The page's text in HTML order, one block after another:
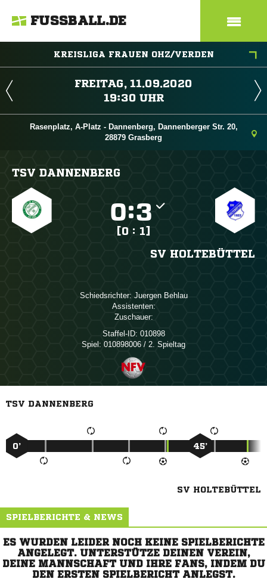
FUSSBALL.DE
KREISLIGA FRAUEN OHZ/VERDEN
 
 
Rasenplatz, A-Platz - Dannenberg, Dannenberger Str. 20,
28879 Grasberg
TSV DANNENBERG
:
[0 : 1]
SV HOLTEBÜTTEL
Schiedsrichter:  
Assistenten:
Zuschauer:
Staffel-ID: 010898
Spiel: 010898006 / 2. Spieltag
TSV DANNENBERG
0’ 45’
SV HOLTEBÜTTEL
SPIELBERICHTE & NEWS
ES WURDEN LEIDER NOCH KEINE SPIELBERICHTE
ANGELEGT. UNTERSTÜTZE DEINEN VEREIN,
DEINE MANNSCHAFT UND IHRE FANS, INDEM DU
DEN ERSTEN SPIELBERICHT ANLEGST.